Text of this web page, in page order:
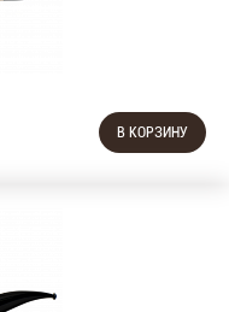
В КОРЗИНУ